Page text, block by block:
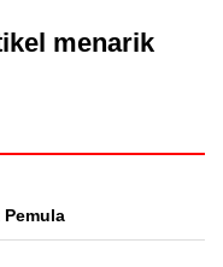
menarik